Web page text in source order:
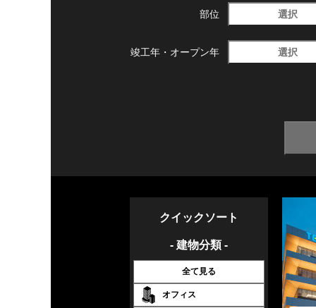
部位 選択
竣工年・ オープン年 選択
クイックソート
- 建物分類 -
全て見る
オフィス